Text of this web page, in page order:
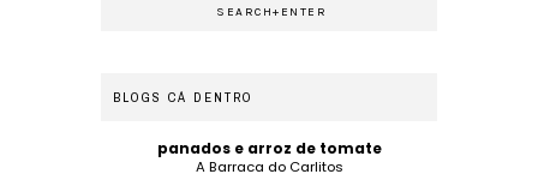
BLOGS CÁ DENTRO
panados e arroz de tomate
A Barraca do Carlitos